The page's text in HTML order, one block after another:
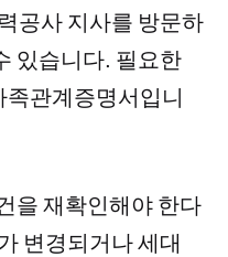
공사 지사를 방문하
있습니다. 필요한
관계증명서입니
을 재확인해야 한다
변경되거나 세대